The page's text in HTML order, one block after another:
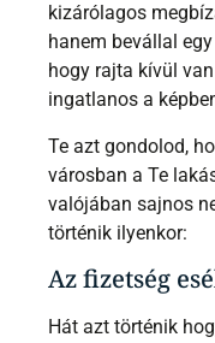
kizárólagos
hanem bevállal
hogy rajta kívül
ingatlanos a
Te azt gondolod,
városban a Te
valójában sajnos
történik ilyenkor:
Az fizetség
Hát azt történik